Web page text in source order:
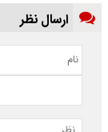
ارسال نظر